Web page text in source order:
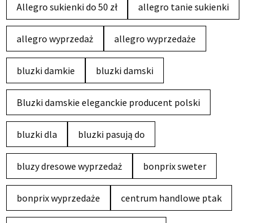
Allegro sukienki do 50 zł allegro tanie sukienki
allegro wyprzedaż allegro wyprzedaże
bluzki damkie bluzki damski
Bluzki damskie eleganckie producent polski
bluzki dla bluzki pasują do
bluzy dresowe wyprzedaż bonprix sweter
bonprix wyprzedaże centrum handlowe ptak